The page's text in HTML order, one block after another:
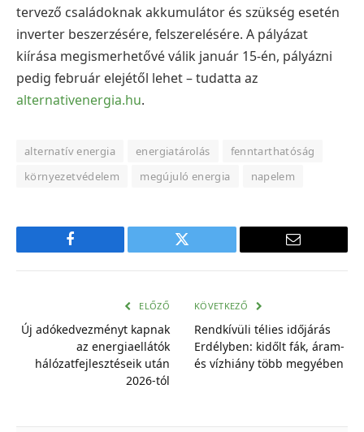
tervező családoknak akkumulátor és szükség esetén
inverter beszerzésére, felszerelésére. A pályázat
kiírása megismerhetővé válik január 15-én, pályázni
pedig február elejétől lehet – tudatta az
alternativenergia.hu.
alternatív energia energiatárolás
fenntarthatóság
környezetvédelem
megújuló energia napelem
Facebook Twitter
E-
ELŐZŐ
Új adókedvezményt kapnak
az energiaellátók
hálózatfejlesztéseik után
2026-tól
KÖVETKEZŐ
Rendkívüli télies időjárás
Erdélyben: kidőlt fák, áram-
és vízhiány több megyében